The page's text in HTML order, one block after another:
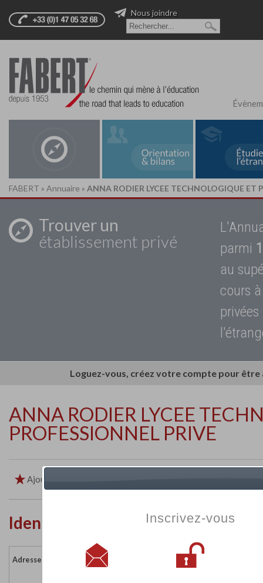
Nous joindre
FABERT » Annuaire » ANNA RODIER LYCEE TECHNOLOGIQUE ET
Trouver un
établissement privé
parmi
au
cours
Loguez-vous, créez votre compte pour
ANNA RODIER LYCEE
PROFESSIONNEL PRIVE
Ajouter aux favoris
Identité de l'établissement
Adresse :
39 Cours Jean Jaurès
Inscrivez-vous